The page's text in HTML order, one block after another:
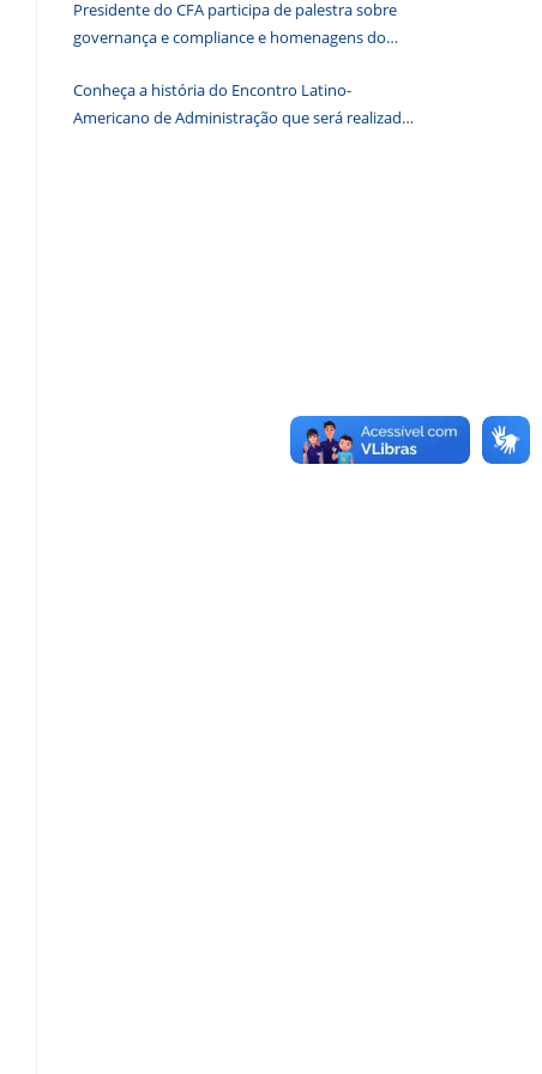
Presidente do CFA participa de palestra sobre
governança e compliance e homenagens do
Conheça a história do Encontro Latino-
Americano de Administração que será realizado